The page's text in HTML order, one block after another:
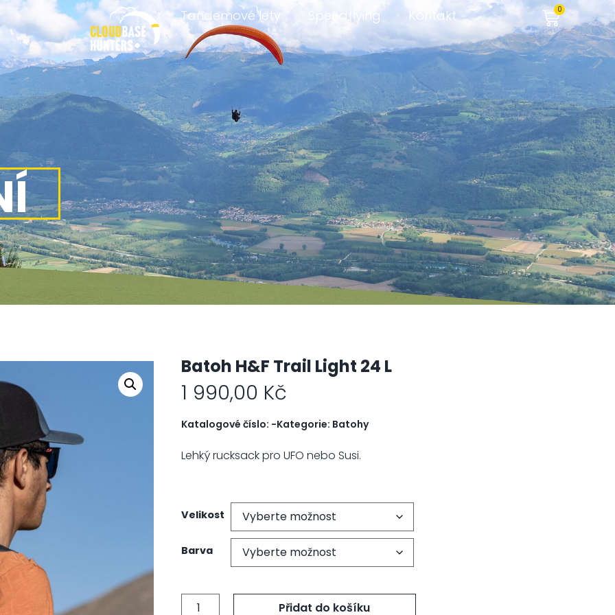
Tandemové lety Speedflying Kontakt 0
Batoh H&F Trail Light 24 L
1 990,00 Kč
Katalogové číslo: -Kategorie: Batohy
Lehký rucksack pro UFO nebo Susi.
Velikost
Barva
Přidat do košíku